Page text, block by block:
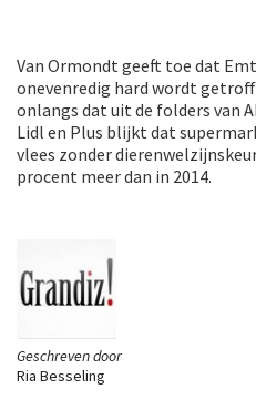
Geschreven door
Ria Besseling
Van Ormondt geeft toe dat
onevenredig hard wordt
onlangs dat uit de folders van
Lidl en Plus blijkt dat
vlees zonder
procent meer dan in 2014.